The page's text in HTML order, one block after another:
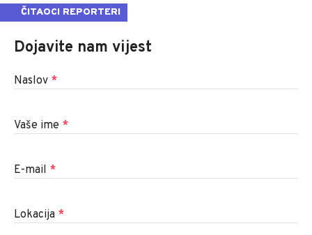
ČITAOCI REPORTERI
Dojavite nam vijest
Naslov *
Vaše ime *
E-mail *
Lokacija *